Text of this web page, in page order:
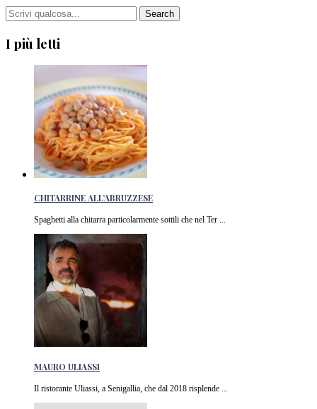
I più letti
CHITARRINE ALL’ABRUZZESE
Spaghetti alla chitarra particolarmente sottili che nel Ter ...
MAURO ULIASSI
Il ristorante Uliassi, a Senigallia, che dal 2018 risplende ...